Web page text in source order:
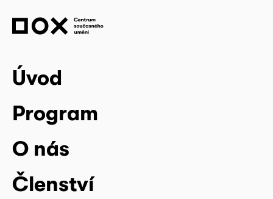
Úvod
Program
O nás
Členství